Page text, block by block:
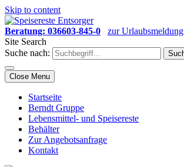
Skip to content
Beratung: 036603-845-0
zur Urlaubsmeldung
Site Search
Suche nach:
Close Menu
Startseite
Berndt Gruppe
Lebensmittel- und Speisereste
Behälter
Zur Angebotsanfrage
Kontakt